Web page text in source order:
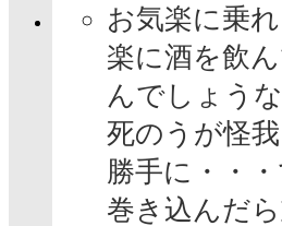
お気楽に乗
楽に酒を飲
んでしょう
死のうが怪
勝手に・・
巻き込んだ